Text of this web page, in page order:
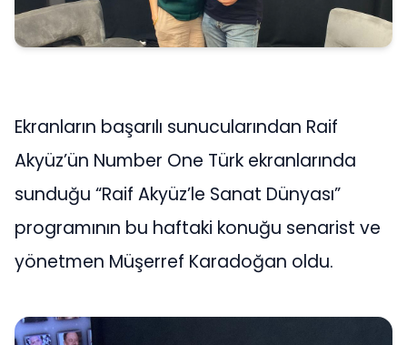
Ekranların başarılı sunucularından Raif
Akyüz’ün Number One Türk ekranlarında
sunduğu “Raif Akyüz’le Sanat Dünyası”
programının bu haftaki konuğu senarist ve
yönetmen Müşerref Karadoğan oldu.